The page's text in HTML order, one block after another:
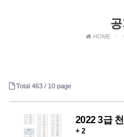
HOME
Total 463 / 10 page
2022 3급
+ 2